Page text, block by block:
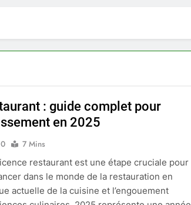
: guide complet pour
en 2025
0
7 Mins
restaurant est une étape cruciale pour
dans le monde de la restauration en
actuelle de la cuisine et l’engouement